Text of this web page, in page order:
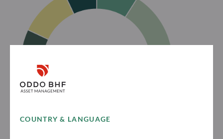
COUNTRY & LANGUAGE